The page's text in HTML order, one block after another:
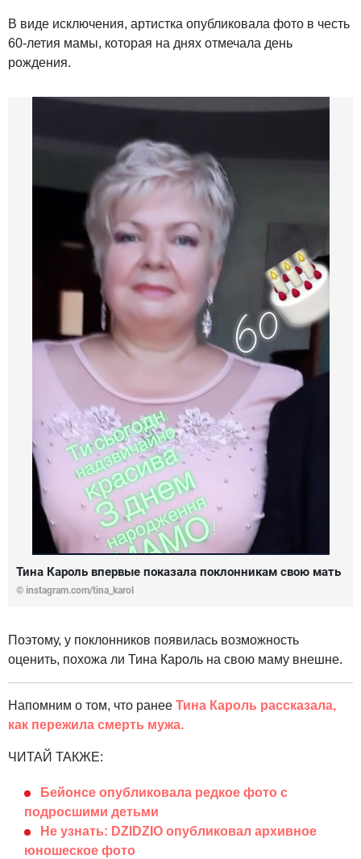
В виде исключения, артистка опубликовала фото в честь
60-летия мамы, которая на днях отмечала день
рождения.
Тина Кароль впервые показала поклонникам свою мать
© instagram.com/tina_karol
Поэтому, у поклонников появилась возможность
оценить, похожа ли Тина Кароль на свою маму внешне.
Напомним о том, что ранее Тина Кароль рассказала,
как пережила смерть мужа.
ЧИТАЙ ТАКЖЕ:
Бейонсе опубликовала редкое фото с
подросшими детьми
Не узнать: DZIDZIO опубликовал архивное
юношеское фото